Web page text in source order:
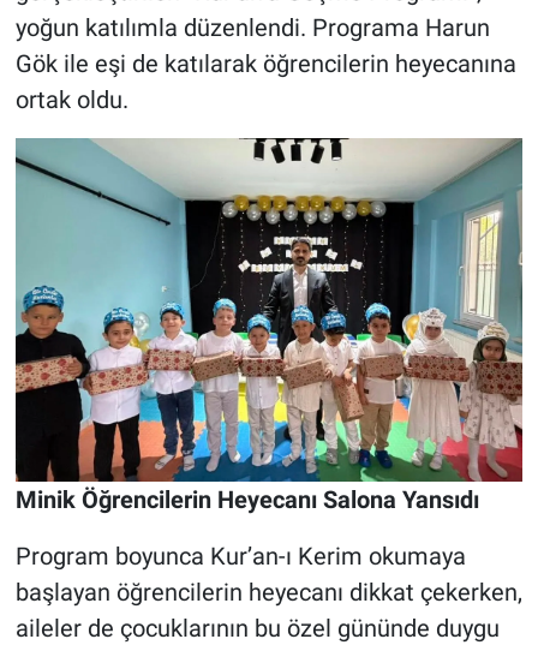
yoğun katılımla düzenlendi. Programa Harun
Gök ile eşi de katılarak öğrencilerin heyecanına
ortak oldu.
Minik Öğrencilerin Heyecanı Salona Yansıdı
Program boyunca Kur’an-ı Kerim okumaya
başlayan öğrencilerin heyecanı dikkat çekerken,
aileler de çocuklarının bu özel gününde duygu